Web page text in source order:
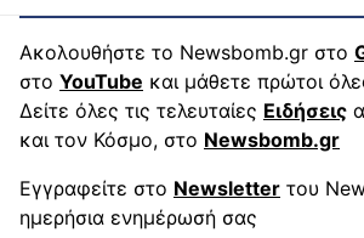
Ακολουθήστε το Newsbomb.gr στο
στο YouTube και μάθετε πρώτοι
Δείτε όλες τις τελευταίες Ειδήσεις
και τον Κόσμο, στο Newsbomb.gr
Εγγραφείτε στο Newsletter του
ημερήσια ενημέρωσή σας